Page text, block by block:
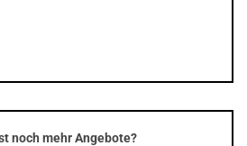
noch mehr Angebote?